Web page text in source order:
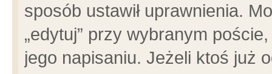
sposób ustawił uprawnienia.
„edytuj” przy wybranym
jego napisaniu. Jeżeli ktoś już